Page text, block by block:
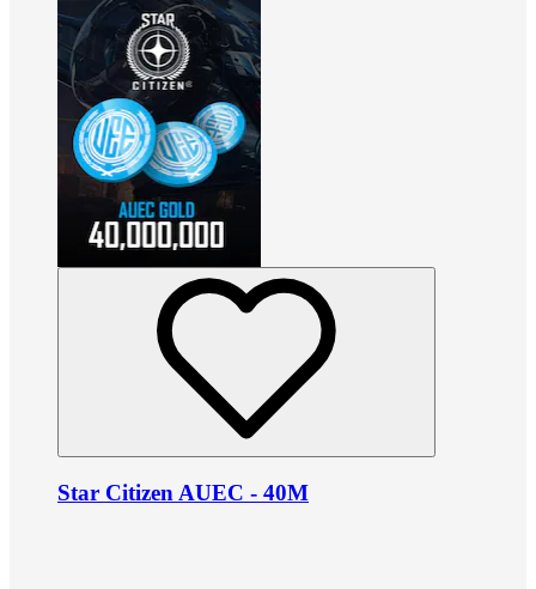
Star Citizen AUEC - 40M